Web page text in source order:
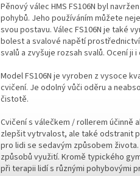
Pěnový válec HMS FS106N byl
pohybů. Jeho používáním můžete
svou postavu. Válec FS106N je také
bolest a svalové napětí
svalů a zvyšuje rozsah svalů. Ocení ji
Model FS106N je vyroben z vysoce
cvičení. Je odolný vůči oděru a
čistotě.
Cvičení s válečkem / rollerem účinně
zlepšit vytrvalost, ale také odstranit
pro lidi se sedavým způsobem
způsobů využití. Kromě typického
při terapii lidí s různými pohybovými